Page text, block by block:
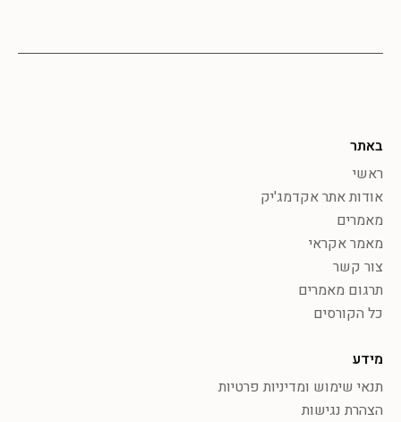
באתר
ראשי
אודות אתר אקדמג'יק
מאמרים
מאמר אקראי
צור קשר
תרגום מאמרים
כל הקורסים
מידע
תנאי שימוש ומדיניות פרטיות
הצהרת נגישות